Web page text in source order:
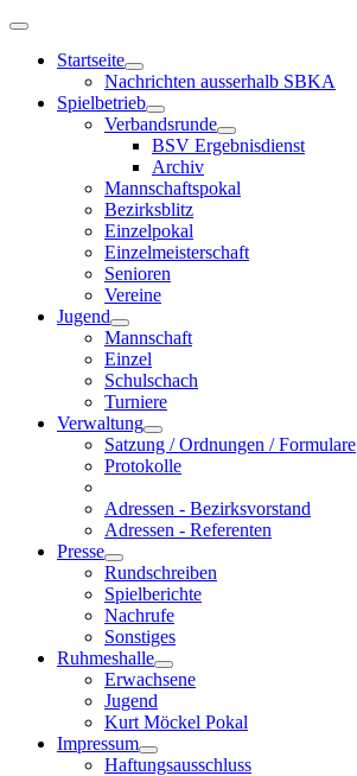
Startseite
Nachrichten ausserhalb SBKA
Spielbetrieb
Verbandsrunde
BSV Ergebnisdienst
Archiv
Mannschaftspokal
Bezirksblitz
Einzelpokal
Einzelmeisterschaft
Senioren
Vereine
Jugend
Mannschaft
Einzel
Schulschach
Turniere
Verwaltung
Satzung / Ordnungen / Formulare
Protokolle
Adressen - Bezirksvorstand
Adressen - Referenten
Presse
Rundschreiben
Spielberichte
Nachrufe
Sonstiges
Ruhmeshalle
Erwachsene
Jugend
Kurt Möckel Pokal
Impressum
Haftungsausschluss